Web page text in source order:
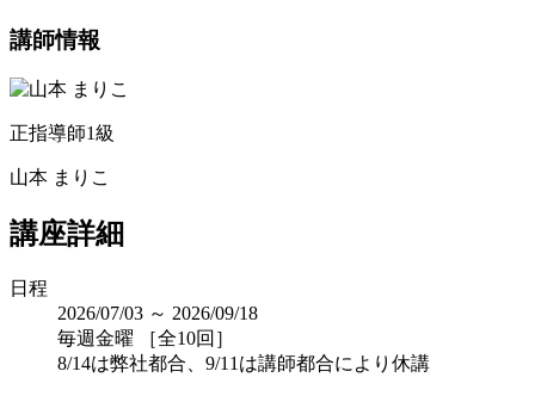
講師情報
正指導師1級
山本 まりこ
講座詳細
日程
2026/07/03 ～ 2026/09/18
毎週金曜 ［全10回］
8/14は弊社都合、9/11は講師都合により休講